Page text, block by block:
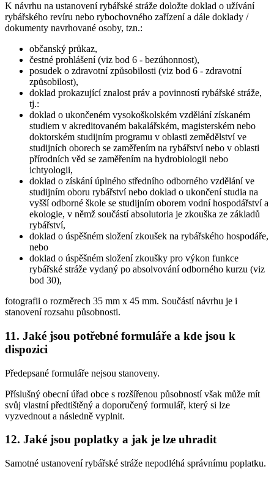
K návrhu na ustanovení rybářské stráže doložte doklad o užívání
rybářského revíru nebo rybochovného zařízení a dále doklady /
dokumenty navrhované osoby, tzn.:
občanský průkaz,
čestné prohlášení (viz bod 6 - bezúhonnost),
posudek o zdravotní způsobilosti (viz bod 6 - zdravotní
způsobilost),
doklad prokazující znalost práv a povinností rybářské stráže,
tj.:
doklad o ukončeném vysokoškolském vzdělání získaném
studiem v akreditovaném bakalářském, magisterském nebo
doktorském studijním programu v oblasti zemědělství ve
studijních oborech se zaměřením na rybářství nebo v oblasti
přírodních věd se zaměřením na hydrobiologii nebo
ichtyologii,
doklad o získání úplného středního odborného vzdělání ve
studijním oboru rybářství nebo doklad o ukončení studia na
vyšší odborné škole se studijním oborem vodní hospodářství a
ekologie, v němž součástí absolutoria je zkouška ze základů
rybářství,
doklad o úspěšném složení zkoušek na rybářského hospodáře,
nebo
doklad o úspěšném složení zkoušky pro výkon funkce
rybářské stráže vydaný po absolvování odborného kurzu (viz
bod 30),
fotografii o rozměrech 35 mm x 45 mm. Součástí návrhu je i
stanovení rozsahu působnosti.
11. Jaké jsou potřebné formuláře a kde jsou k
dispozici
Předepsané formuláře nejsou stanoveny.
Příslušný obecní úřad obce s rozšířenou působností však může mít
svůj vlastní předtištěný a doporučený formulář, který si lze
vyzvednout a následně vyplnit.
12. Jaké jsou poplatky a jak je lze uhradit
Samotné ustanovení rybářské stráže nepodléhá správnímu poplatku.